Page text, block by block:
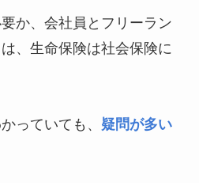
か、会社員とフリーラン
、生命保険は社会保険に
っていても、 疑問が多い